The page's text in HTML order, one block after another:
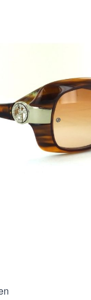
Versandkosten